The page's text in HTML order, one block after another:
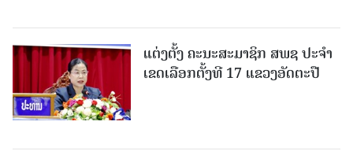
ແຕ່ງຕັ້ງ ຄະນະສະມາຊິກ ສພຊ ປະຈຳ
ເຂດເລືອກຕັ້ງທີ 17 ແຂວງອັດຕະປື